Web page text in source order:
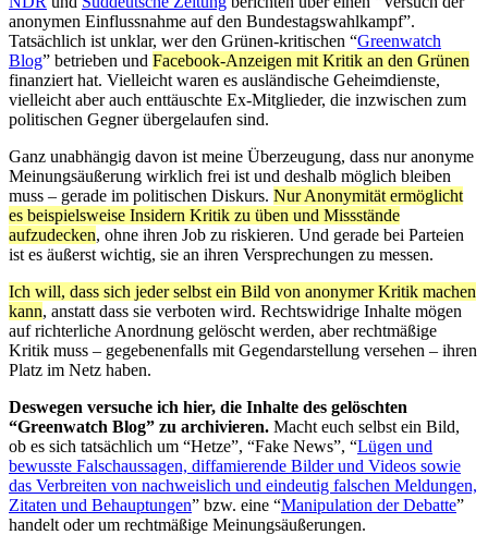
anonymen Einflussnahme auf den Bundestagswahlkampf”.
Tatsächlich ist unklar, wer den Grünen-kritischen “Greenwatch
Blog” betrieben und Facebook-Anzeigen mit Kritik an den Grünen
finanziert hat. Vielleicht waren es ausländische Geheimdienste,
vielleicht aber auch enttäuschte Ex-Mitglieder, die inzwischen zum
politischen Gegner übergelaufen sind.
Ganz unabhängig davon ist meine Überzeugung, dass nur anonyme
Meinungsäußerung wirklich frei ist und deshalb möglich bleiben
muss – gerade im politischen Diskurs. Nur Anonymität ermöglicht
es beispielsweise Insidern Kritik zu üben und Missstände
aufzudecken, ohne ihren Job zu riskieren. Und gerade bei Parteien
ist es äußerst wichtig, sie an ihren Versprechungen zu messen.
Ich will, dass sich jeder selbst ein Bild von anonymer Kritik machen
kann, anstatt dass sie verboten wird. Rechtswidrige Inhalte mögen
auf richterliche Anordnung gelöscht werden, aber rechtmäßige
Kritik muss – gegebenenfalls mit Gegendarstellung versehen – ihren
Platz im Netz haben.
Deswegen versuche ich hier, die Inhalte des gelöschten
“Greenwatch Blog” zu archivieren. Macht euch selbst ein Bild,
ob es sich tatsächlich um “Hetze”, “Fake News”, “Lügen und
bewusste Falschaussagen, diffamierende Bilder und Videos sowie
das Verbreiten von nachweislich und eindeutig falschen Meldungen,
Zitaten und Behauptungen” bzw. eine “Manipulation der Debatte”
handelt oder um rechtmäßige Meinungsäußerungen.